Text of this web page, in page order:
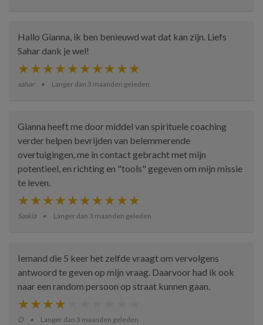
Hallo Gianna, ik ben benieuwd wat dat kan zijn. Liefs
Sahar dank je wel!
sahar Langer dan 3 maanden geleden
Gianna heeft me door middel van spirituele coaching
verder helpen bevrijden van belemmerende
overtuigingen, me in contact gebracht met mijn
potentieel, en richting en "tools" gegeven om mijn missie
te leven.
Saskia Langer dan 3 maanden geleden
Iemand die 5 keer het zelfde vraagt om vervolgens
antwoord te geven op mijn vraag. Daarvoor had ik ook
naar een random persoon op straat kunnen gaan.
O Langer dan 3 maanden geleden